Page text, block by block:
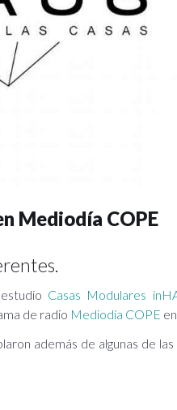
Mediodía COPE
Casas Modulares
de radio Mediodía COPE
además de algunas de